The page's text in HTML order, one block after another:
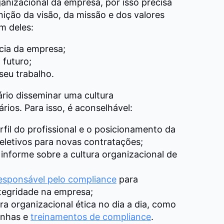
da visão, da missão e dos valores
deles:
da empresa;
futuro;
trabalho.
disseminar uma cultura
Para isso, é aconselhável:
do profissional e o posicionamento da
para novas contratações;
sobre a cultura organizacional de
pelo compliance para
na empresa;
organizacional ética no dia a dia, como
e treinamentos de compliance.